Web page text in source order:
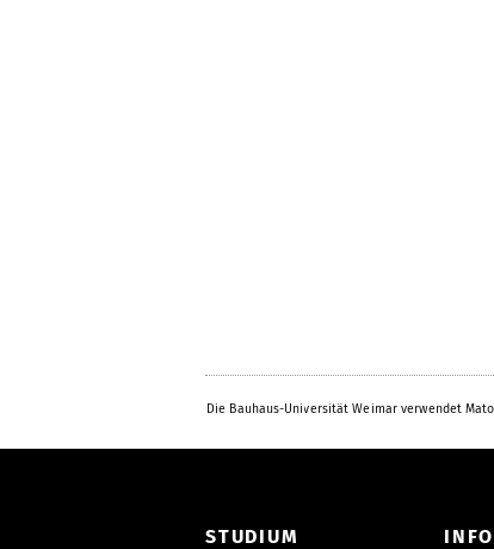
Die Bauhaus-Universität Weimar verwendet
STUDIUM